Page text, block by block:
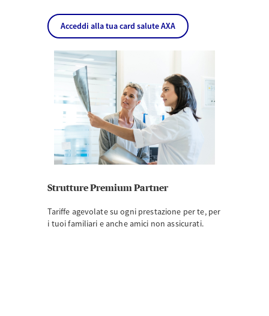
Acceddi alla tua card salute AXA
Strutture Premium Partner
Tariffe agevolate su ogni prestazione per te, per
i tuoi familiari e anche amici non assicurati.